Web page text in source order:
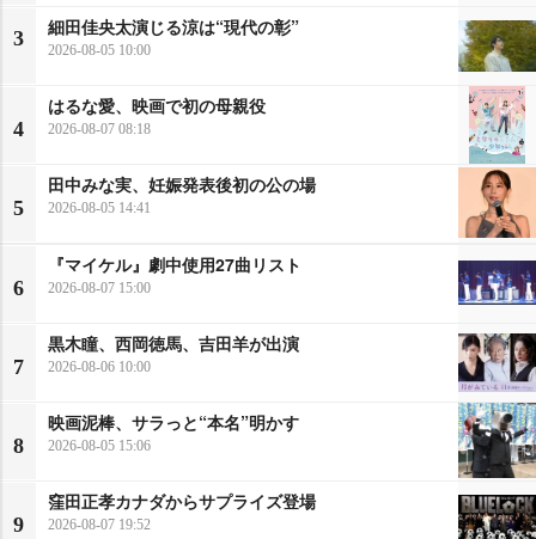
3
細田佳央太演じる涼は“現代の彰”
2026-08-05 10:00
4
はるな愛、映画で初の母親役
2026-08-07 08:18
5
田中みな実、妊娠発表後初の公の場
2026-08-05 14:41
6
『マイケル』劇中使用27曲リスト
2026-08-07 15:00
7
黒木瞳、西岡徳馬、吉田羊が出演
2026-08-06 10:00
8
映画泥棒、サラっと“本名”明かす
2026-08-05 15:06
9
窪田正孝カナダからサプライズ登場
2026-08-07 19:52